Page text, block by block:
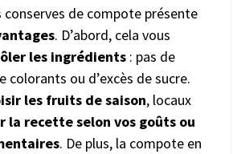
conserves de compote présente
. D’abord, cela vous
les ingrédients : pas de
colorants ou d’excès de sucre.
les fruits de saison, locaux
la recette selon vos goûts ou
. De plus, la compote en